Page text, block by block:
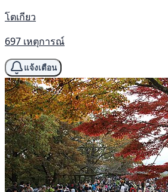
โตเกียว
697 เหตุการณ์
แจ้งเตือน